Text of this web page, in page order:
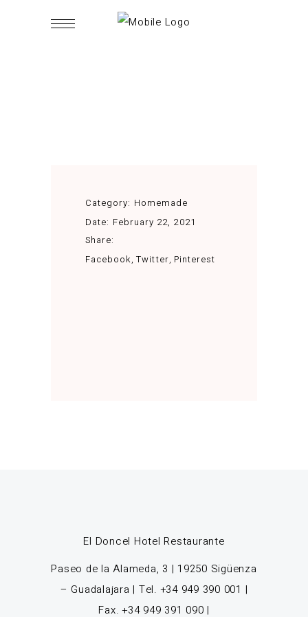
Category: Homemade
Date: February 22, 2021
Share:
Facebook Twitter Pinterest
El Doncel Hotel Restaurante
Paseo de la Alameda, 3 | 19250 Sigüenza
– Guadalajara | Tel. +34 949 390 001 |
Fax. +34 949 391 090 |